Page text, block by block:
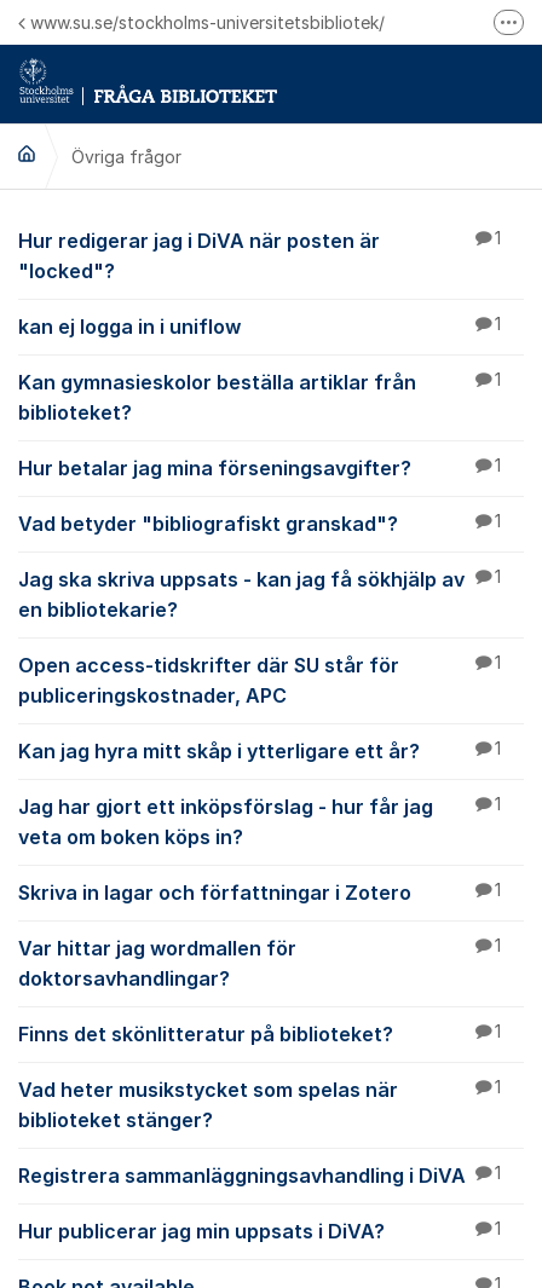
Hoppa till innehåll
www.su.se/stockholms-universitetsbibliotek/
Övriga frågor
Övriga frågor
Hur redigerar jag i DiVA när posten är
"locked"?
1
kan ej logga in i uniflow 1
Kan gymnasieskolor beställa artiklar från
biblioteket?
1
Hur betalar jag mina förseningsavgifter? 1
Vad betyder "bibliografiskt granskad"? 1
Jag ska skriva uppsats - kan jag få sökhjälp av
en bibliotekarie?
1
Open access-tidskrifter där SU står för
publiceringskostnader, APC
1
Kan jag hyra mitt skåp i ytterligare ett år? 1
Jag har gjort ett inköpsförslag - hur får jag
veta om boken köps in?
1
Skriva in lagar och författningar i Zotero 1
Var hittar jag wordmallen för
doktorsavhandlingar?
1
Finns det skönlitteratur på biblioteket? 1
Vad heter musikstycket som spelas när
biblioteket stänger?
1
Registrera sammanläggningsavhandling i DiVA 1
Hur publicerar jag min uppsats i DiVA? 1